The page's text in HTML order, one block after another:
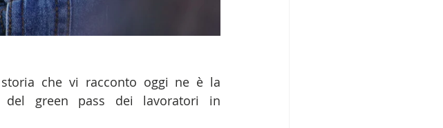
che vi racconto oggi ne è la
del green pass dei lavoratori in